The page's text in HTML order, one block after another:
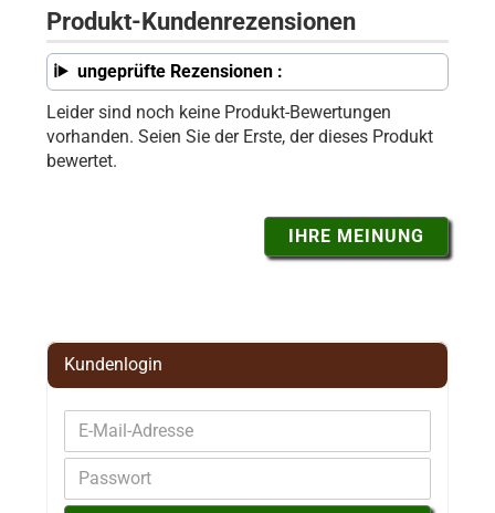
Produkt-Kundenrezensionen
ungeprüfte Rezensionen :
Leider sind noch keine Produkt-Bewertungen
vorhanden. Seien Sie der Erste, der dieses Produkt
bewertet.
IHRE MEINUNG
Kundenlogin